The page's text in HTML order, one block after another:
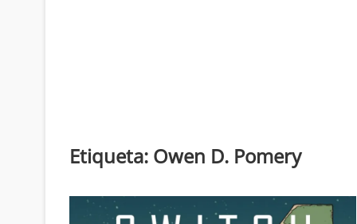
Etiqueta: Owen D. Pomery